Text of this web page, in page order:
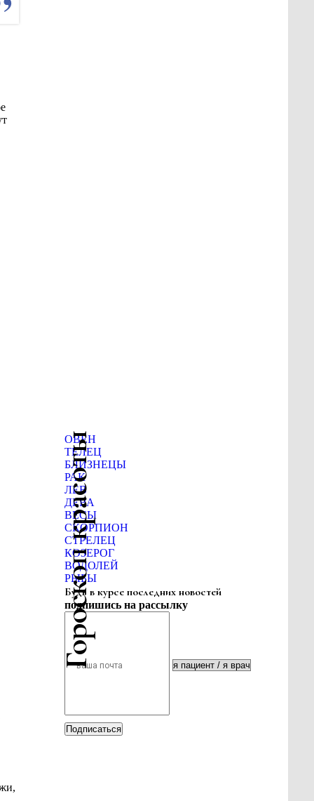
Гороскоп красоты
ОВЕН
ТЕЛЕЦ
БЛИЗНЕЦЫ
РАК
ЛЕВ
ДЕВА
ВЕСЫ
СКОРПИОН
СТРЕЛЕЦ
КОЗЕРОГ
ВОДОЛЕЙ
РЫБЫ
Будь в курсе последних новостей
подпишись на рассылку
Подписаться